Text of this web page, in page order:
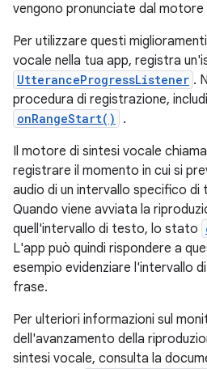
vengono pronunciate dal motore
Per utilizzare questi
vocale nella tua app, registra
UtteranceProgressListener .
procedura di registrazione,
onRangeStart()
.
Il motore di sintesi vocale chiama
registrare il momento in cui si
audio di un intervallo specifico di
Quando viene avviata la
quell'intervallo di testo, lo stato
L'app può quindi rispondere a
esempio evidenziare l'intervallo
frase.
Per ulteriori informazioni sul
dell'avanzamento della
sintesi vocale, consulta la